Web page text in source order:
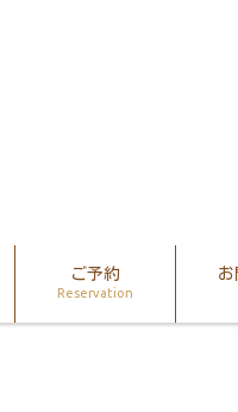
ご予約
Reservation